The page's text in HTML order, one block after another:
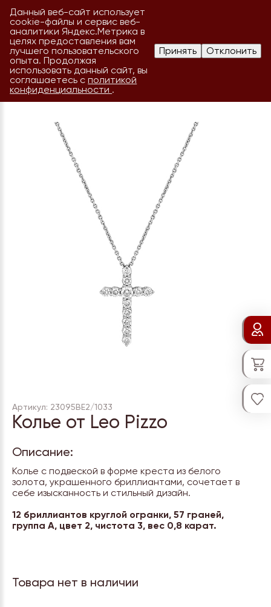
Артикул: 23095ВЕ2/1033
Колье от Leo Pizzo
Описание:
Колье с подвеской в форме креста из белого
золота, украшенного бриллиантами, сочетает в
себе изысканность и стильный дизайн.
12 бриллиантов круглой огранки, 57 граней,
группа А, цвет 2, чистота 3, вес 0,8 карат.
Товара нет в наличии
Данный веб-сайт использует
cookie-файлы и сервис веб-
аналитики Яндекс.Метрика в
целях предоставления вам
лучшего пользовательского
опыта. Продолжая
использовать данный сайт, вы
соглашаетесь сполитикой
конфиденциальности .
Принять Отклонить